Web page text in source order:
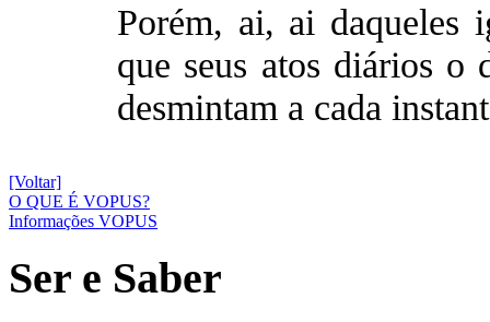
Porém, ai, ai daqueles
que seus atos diários o
desmintam a cada
[Voltar]
O QUE É VOPUS?
Informações VOPUS
Ser e Saber